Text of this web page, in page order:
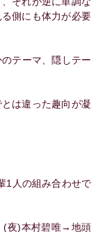
側にも体力が必要
テーマ、隠しテー
は違った趣向が凝
1人の組み合わせで
(夜)本村碧唯→地頭